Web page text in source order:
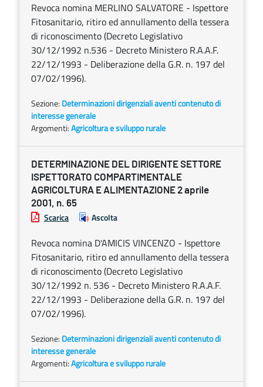
Revoca nomina MERLINO SALVATORE - Ispettore
Fitosanitario, ritiro ed annullamento della tessera
di riconoscimento (Decreto Legislativo
30/12/1992 n.536 - Decreto Ministero R.A.A.F.
22/12/1993 - Deliberazione della G.R. n. 197 del
07/02/1996).
Sezione: Determinazioni dirigenziali aventi contenuto di
interesse generale
Argomenti:Agricoltura e sviluppo rurale
DETERMINAZIONE DEL DIRIGENTE SETTORE
ISPETTORATO COMPARTIMENTALE
AGRICOLTURA E ALIMENTAZIONE 2 aprile
2001, n. 65
Scarica Ascolta
Revoca nomina D'AMICIS VINCENZO - Ispettore
Fitosanitario, ritiro ed annullamento della tessera
di riconoscimento (Decreto Legislativo
30/12/1992 n. 536 - Decreto Ministero R.A.A.F.
22/12/1993 - Deliberazione della G.R. n. 197 del
07/02/1996).
Sezione: Determinazioni dirigenziali aventi contenuto di
interesse generale
Argomenti:Agricoltura e sviluppo rurale